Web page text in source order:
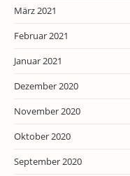
März 2021
Februar 2021
Januar 2021
Dezember 2020
November 2020
Oktober 2020
September 2020